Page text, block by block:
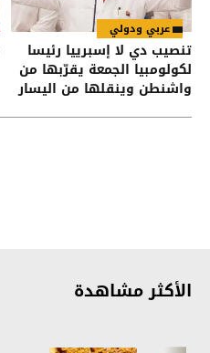
عربي ودولي
تنصيب دي لا إسبرييا رئيسا
لكولومبيا الجمعة يقرّبها من
واشنطن وينقلها من اليسار
الأكثر مشاهدة